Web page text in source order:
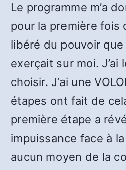
Le programme m’a
pour la première fois
libéré du pouvoir que
exerçait sur moi. J’ai
choisir. J’ai une
étapes ont fait de
première étape a
impuissance face à la
aucun moyen de la